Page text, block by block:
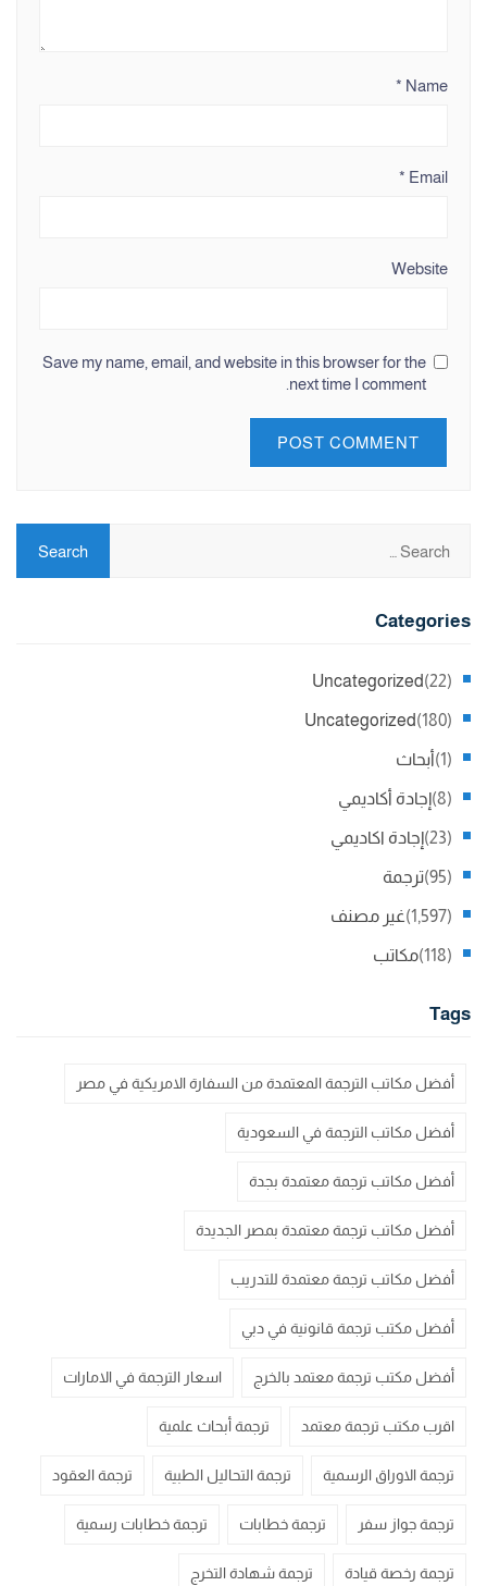
Name
*
Email
*
Website
Save my name, email, and website in this browser for the
next time I comment.
Categories
Uncategorized (22)
Uncategorized (180)
أبحاث (1)
إجادة أكاديمي (8)
إجادة اكاديمي (23)
ترجمة (95)
غير مصنف (1,597)
مكاتب (118)
Tags
أفضل مكاتب الترجمة المعتمدة من السفارة الامريكية في مصر
أفضل مكاتب الترجمة في السعودية
أفضل مكاتب ترجمة معتمدة بجدة
أفضل مكاتب ترجمة معتمدة بمصر الجديدة
أفضل مكاتب ترجمة معتمدة للتدريب
أفضل مكتب ترجمة قانونية في دبي
أفضل مكتب ترجمة معتمد بالخرج اسعار الترجمة في الامارات
اقرب مكتب ترجمة معتمد ترجمة أبحاث علمية
ترجمة الاوراق الرسمية ترجمة التحاليل الطبية ترجمة العقود
ترجمة جواز سفر ترجمة خطابات ترجمة خطابات رسمية
ترجمة رخصة قيادة ترجمة شهادة التخرج